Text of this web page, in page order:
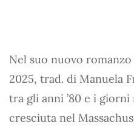
Nel suo nuovo romanzo
2025, trad. di Manuela
tra gli anni ’80 e i
cresciuta nel